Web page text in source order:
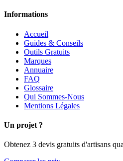
Informations
Accueil
Guides & Conseils
Outils Gratuits
Marques
Annuaire
FAQ
Glossaire
Qui Sommes-Nous
Mentions Légales
Un projet ?
Obtenez 3 devis gratuits d'artisans